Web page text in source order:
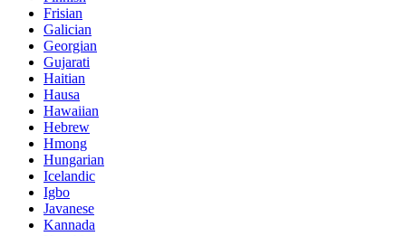
Frisian
Galician
Georgian
Gujarati
Haitian
Hausa
Hawaiian
Hebrew
Hmong
Hungarian
Icelandic
Igbo
Javanese
Kannada